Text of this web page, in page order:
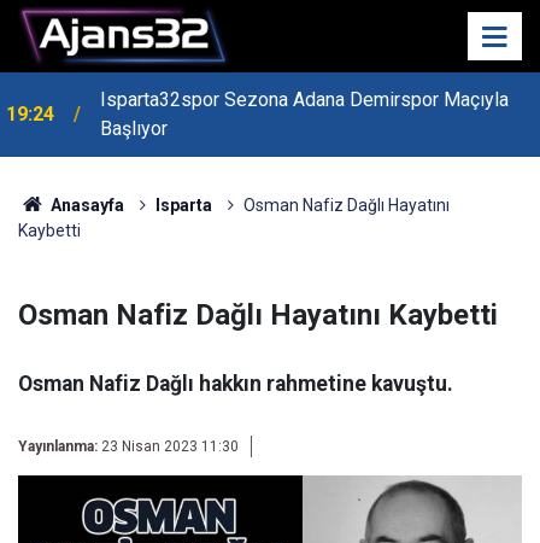
19:24
Isparta32spor Sezona Adana Demirspor Maçıyla
Başlıyor
Anasayfa Isparta
Osman Nafiz Dağlı Hayatını
Kaybetti
Osman Nafiz Dağlı Hayatını Kaybetti
Osman Nafiz Dağlı hakkın rahmetine kavuştu.
Yayınlanma: 23 Nisan 2023 11:30